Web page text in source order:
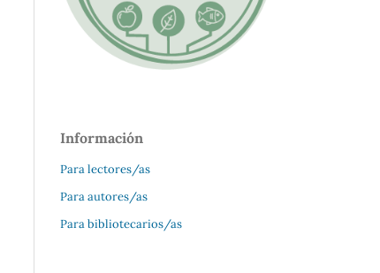
Información
Para lectores/as
Para autores/as
Para bibliotecarios/as